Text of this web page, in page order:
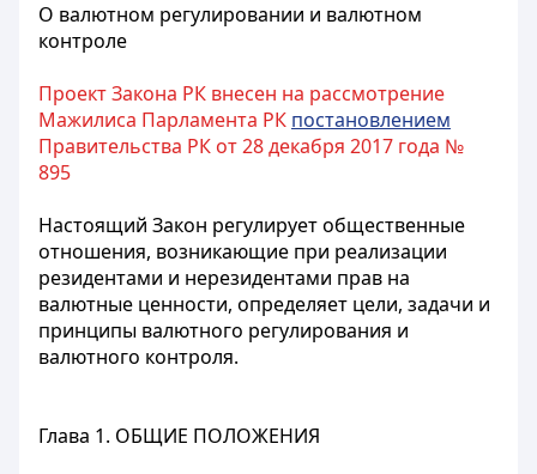
О валютном регулировании и валютном
контроле
Проект Закона РК внесен на рассмотрение
Мажилиса Парламента РК постановлением
Правительства РК от 28 декабря 2017 года №
895
Настоящий Закон регулирует общественные
отношения, возникающие при реализации
резидентами и нерезидентами прав на
валютные ценности, определяет цели, задачи и
принципы валютного регулирования и
валютного контроля.
Глава 1. ОБЩИЕ ПОЛОЖЕНИЯ